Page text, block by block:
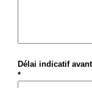
Délai indicatif
*